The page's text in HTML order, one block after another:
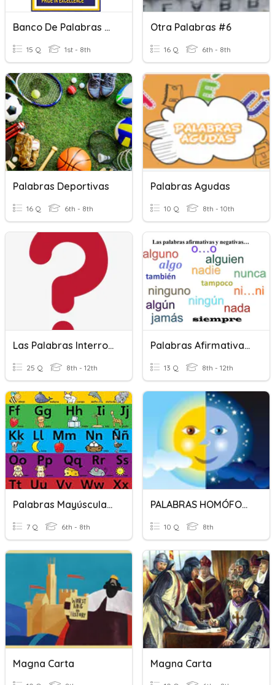
Banco De Palabras Examen #5
15 Q 1st - 8th
Otra Palabras #6
16 Q 6th - 8th
Palabras Deportivas
16 Q 6th - 8th
Palabras Agudas
10 Q 8th - 10th
Las Palabras Interrogativas
25 Q 8th - 12th
Palabras Afirmativas Y Negativas
13 Q 8th - 12th
Palabras Mayúsculas Y Minúsculas.
7 Q 6th - 8th
PALABRAS HOMÓFONAS
10 Q 8th
Magna Carta Magna Carta